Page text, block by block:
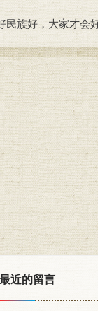
民族好，大家才会
最近的留言